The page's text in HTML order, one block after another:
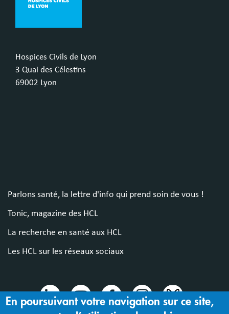
Hospices Civils de Lyon
3 Quai des Célestins
69002 Lyon
Parlons santé, la lettre d'info qui prend soin de vous !
Tonic, magazine des HCL
La recherche en santé aux HCL
Les HCL sur les réseaux sociaux
En poursuivant votre navigation sur ce site,